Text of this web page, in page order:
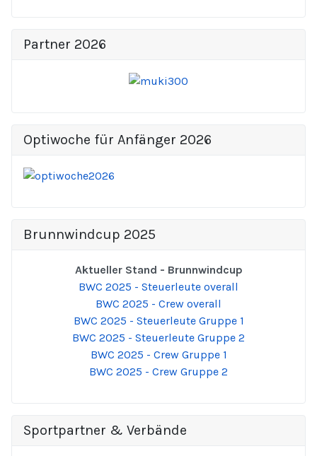
Partner 2026
Optiwoche für Anfänger 2026
Brunnwindcup 2025
Aktueller Stand - Brunnwindcup
BWC 2025 - Steuerleute overall
BWC 2025 - Crew overall
BWC 2025 - Steuerleute Gruppe 1
BWC 2025 - Steuerleute Gruppe 2
BWC 2025 - Crew Gruppe 1
BWC 2025 - Crew Gruppe 2
Sportpartner & Verbände